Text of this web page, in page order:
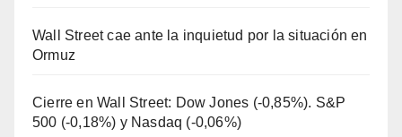
Wall Street cae ante la inquietud por la situación en
Ormuz
Cierre en Wall Street: Dow Jones (-0,85%). S&P
500 (-0,18%) y Nasdaq (-0,06%)